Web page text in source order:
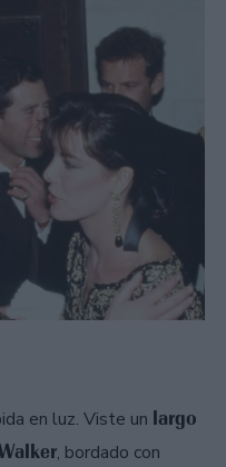
en luz. Viste un largo
, bordado con